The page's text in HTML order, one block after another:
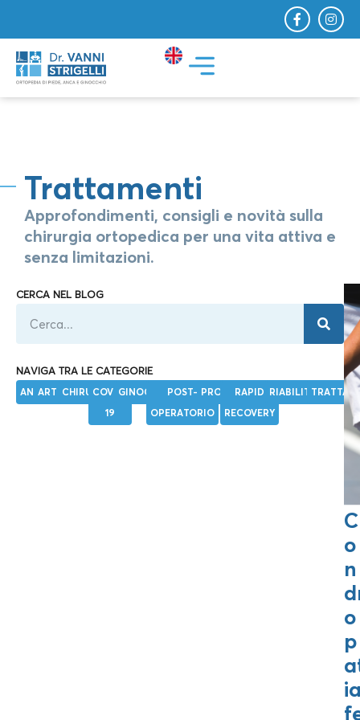
Trattamenti
Approfondimenti, consigli e novità sulla
chirurgia ortopedica per una vita attiva e
senza limitazioni.
CERCA NEL BLOG
NAVIGA TRA LE CATEGORIE
ANCAARTROSICHIRURGIA
COVID-
19
GINOCCHIOPOST-
OPERATORIO
PROTESIRAPID
RECOVERY
RIABILITAZIONE
C
o
n
o
p